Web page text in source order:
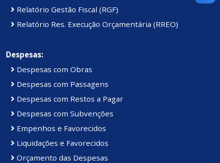
Relatório Gestão Fiscal (RGF)
Relatório Res. Execução Orçamentária (RREO)
Despesas:
Despesas com Obras
Despesas com Passagens
Despesas com Restos a Pagar
Despesas com Subvenções
Empenhos e Favorecidos
Liquidações e Favorecidos
Orçamento das Despesas